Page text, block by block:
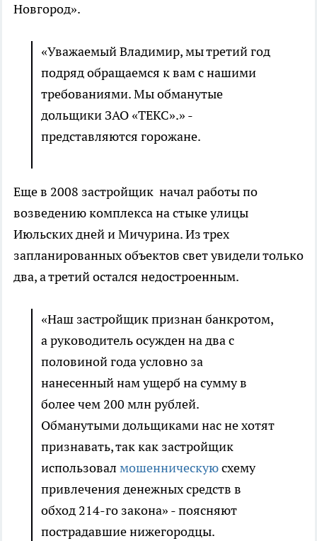
Новгород».
«Уважаемый Владимир, мы третий год
подряд обращаемся к вам с нашими
требованиями. Мы обманутые
дольщики ЗАО «ТЕКС».» -
представляются горожане.
Еще в 2008 застройщик начал работы по
возведению комплекса на стыке улицы
Июльских дней и Мичурина. Из трех
запланированных объектов свет увидели только
два, а третий остался недостроенным.
«Наш застройщик признан банкротом,
а руководитель осужден на два с
половиной года условно за
нанесенный нам ущерб на сумму в
более чем 200 млн рублей.
Обманутыми дольщиками нас не хотят
признавать, так как застройщик
использовал мошенническуюсхему
привлечения денежных средств в
обход 214-го закона» - поясняют
пострадавшие нижегородцы.